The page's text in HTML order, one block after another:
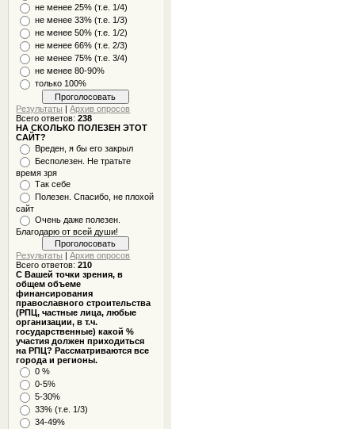
не менее 25% (т.е. 1/4)
не менее 33% (т.е. 1/3)
не менее 50% (т.е. 1/2)
не менее 66% (т.е. 2/3)
не менее 75% (т.е. 3/4)
не менее 80-90%
только 100%
Результаты |Архив опросов
Всего ответов:238
НА СКОЛЬКО ПОЛЕЗЕН ЭТОТ
САЙТ?
Вреден, я бы его закрыл
Бесполезен. Не тратьте
время зря
Так себе
Полезен. Спасибо, не плохой
сайт
Очень даже полезен.
Благодарю от всей души!
Результаты |Архив опросов
Всего ответов:210
С Вашей точки зрения, в
общем объеме
финансирования
православного строительства
(РПЦ, частные лица, любые
организации, в т.ч.
государственные) какой %
участия должен приходиться
на РПЦ? Рассматриваются все
города и регионы.
0 %
0-5%
5-30%
33% (т.е. 1/3)
34-49%